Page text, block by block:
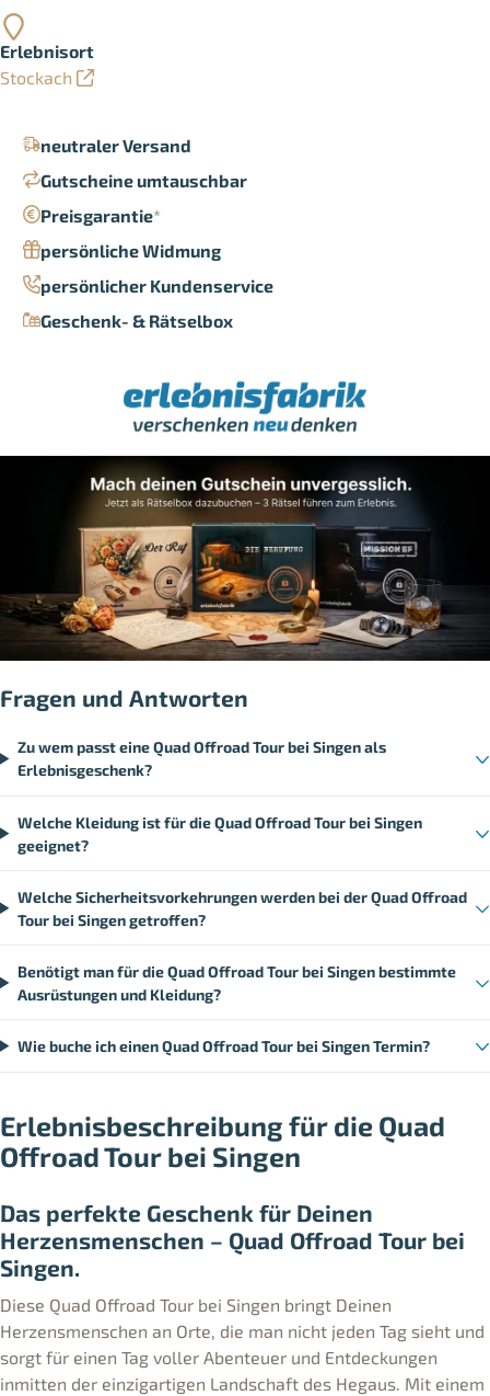
neutraler Versand
Gutscheine umtauschbar
Preisgarantie*
persönliche Widmung
persönlicher Kundenservice
Geschenk- & Rätselbox
Erlebnisort
Stockach
Fragen und Antworten
Zu wem passt eine Quad Offroad Tour bei Singen als
Erlebnisgeschenk?
Welche Kleidung ist für die Quad Offroad Tour bei Singen
geeignet?
Welche Sicherheitsvorkehrungen werden bei der Quad Offroad
Tour bei Singen getroffen?
Benötigt man für die Quad Offroad Tour bei Singen bestimmte
Ausrüstungen und Kleidung?
Wie buche ich einen Quad Offroad Tour bei Singen Termin?
Erlebnisbeschreibung für die Quad
Offroad Tour bei Singen
Das perfekte Geschenk für Deinen
Herzensmenschen – Quad Offroad Tour bei
Singen.
Diese Quad Offroad Tour bei Singen bringt Deinen
Herzensmenschen an Orte, die man nicht jeden Tag sieht und
sorgt für einen Tag voller Abenteuer und Entdeckungen
inmitten der einzigartigen Landschaft des Hegaus. Mit einem